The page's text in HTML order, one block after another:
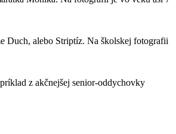
Duch, alebo Striptíz. Na školskej fotografii
z akčnejšej senior-oddychovky